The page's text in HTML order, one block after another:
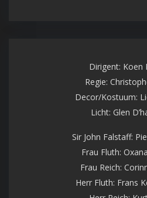
Dirigent: Koen
Regie:
Decor/Kostuum:
Licht: Glen
Sir John Falstaff:
Frau Fluth:
Frau Reich:
Herr Fluth: Frans